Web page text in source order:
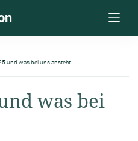
und was bei uns ansteht
was bei